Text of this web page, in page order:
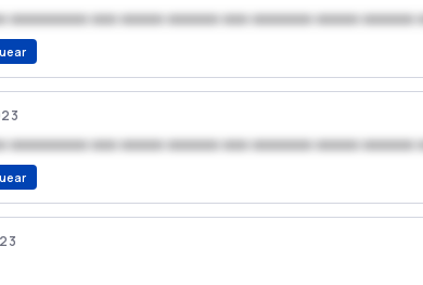
xxxxxxxxx xxx xxxxx xxxxxx xxx xxxxxxx xxxxx xxxxxx
xxxxxxxxx xxx xxxxx xxxxxx xxx xxxxxxx xxxxx xxxxxx